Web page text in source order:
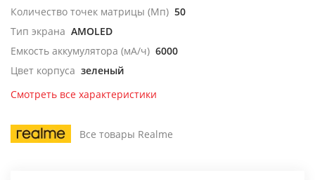
Количество точек матрицы (Мп) 50
Тип экрана AMOLED
Емкость аккумулятора (мА/ч) 6000
Цвет корпуса зеленый
Смотреть все характеристики
Все товары Realme